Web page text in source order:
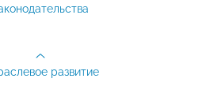
развитие